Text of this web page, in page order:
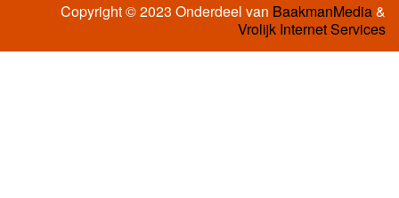
Copyright © 2023 Onderdeel van BaakmanMedia&
Vrolijk Internet Services